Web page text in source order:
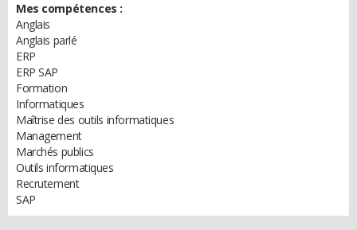
Mes compétences :
Anglais
Anglais parlé
ERP
ERP SAP
Formation
Informatiques
Maîtrise des outils informatiques
Management
Marchés publics
Outils informatiques
Recrutement
SAP